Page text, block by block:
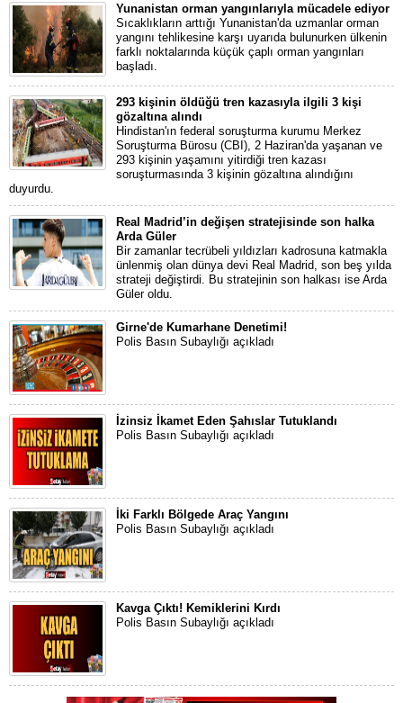
Yunanistan orman yangınlarıyla mücadele ediyor
Sıcaklıkların arttığı Yunanistan'da uzmanlar orman
yangını tehlikesine karşı uyarıda bulunurken ülkenin
farklı noktalarında küçük çaplı orman yangınları
başladı.
293 kişinin öldüğü tren kazasıyla ilgili 3 kişi
gözaltına alındı
Hindistan'ın federal soruşturma kurumu Merkez
Soruşturma Bürosu (CBI), 2 Haziran'da yaşanan ve
293 kişinin yaşamını yitirdiği tren kazası
soruşturmasında 3 kişinin gözaltına alındığını
duyurdu.
Real Madrid’in değişen stratejisinde son halka
Arda Güler
Bir zamanlar tecrübeli yıldızları kadrosuna katmakla
ünlenmiş olan dünya devi Real Madrid, son beş yılda
strateji değiştirdi. Bu stratejinin son halkası ise Arda
Güler oldu.
Girne'de Kumarhane Denetimi!
Polis Basın Subaylığı açıkladı
İzinsiz İkamet Eden Şahıslar Tutuklandı
Polis Basın Subaylığı açıkladı
İki Farklı Bölgede Araç Yangını
Polis Basın Subaylığı açıkladı
Kavga Çıktı! Kemiklerini Kırdı
Polis Basın Subaylığı açıkladı